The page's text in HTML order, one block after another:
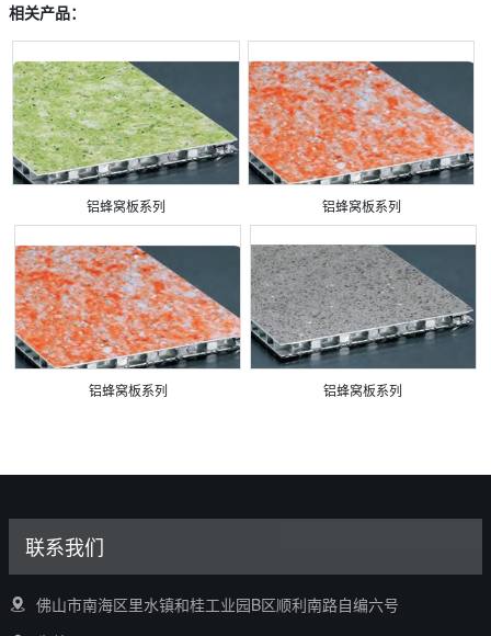
相关产品：
铝蜂窝板系列 铝蜂窝板系列
铝蜂窝板系列 铝蜂窝板系列
联系我们
佛山市南海区里水镇和桂工业园B区顺利南路自编六号